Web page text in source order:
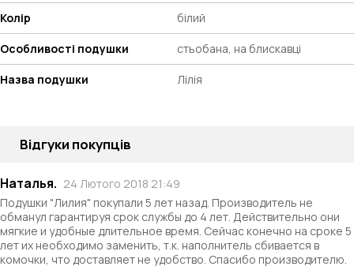
Колір білий
Особливості подушки стьобана, на блискавці
Назва подушки Лілія
Відгуки покупців
Наталья. 24 Лютого 2018 21:49
Подушки "Лилия" покупали 5 лет назад. Производитель не
обманул гарантируя срок службы до 4 лет. Действительно они
мягкие и удобные длительное время. Сейчас конечно на сроке 5
лет их необходимо заменить, т.к. наполнитель сбивается в
комочки, что доставляет не удобство. Спасибо производителю.